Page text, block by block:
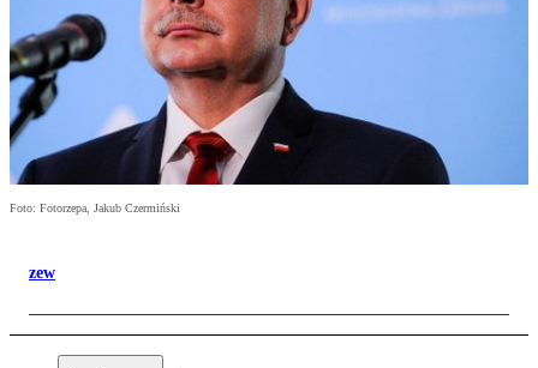
Foto: Fotorzepa, Jakub Czermiński
zew